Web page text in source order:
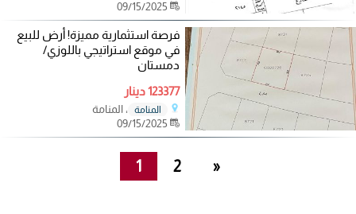
فرصة استثمارية مميزة! أرض للبيع
في موقع استراتيجي باللوزي/
دمستان
123377 دينار
المنامة
، المنامة
1 2 »